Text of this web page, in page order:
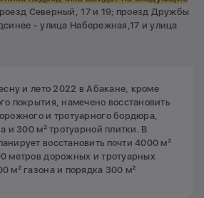
Северный, 17 и 19; проезд Дружбы
- улица Набережная,17 и улица
и лето 2022 в Абакане, кроме
покрытия, намечено восстановить
и тротуарного бордюра,
и 300 м² тротуарной плитки. В
восстановить почти 4000 м²
метров дорожных и тротуарных
м² газона и порядка 300 м²